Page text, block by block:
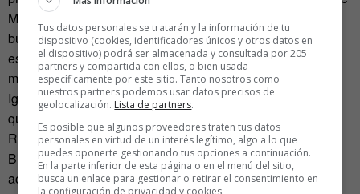
Música José Carlos Gosálvez sabe de músicos que han
buscado en el extranjero y a gran coste materiales que
estaban disponibles y catalogados en el centro, a pocos
metros de su casa.
Igualmente, los responsables del único programa de radio
que pincha hoy discos de pizarra,
Melodías Pizarras
Radio 3, confiesan que jamás han acudido al fondo de la
Biblioteca, tal vez escarmentados por las trabas para
acceder a los archivos de RNE. La Biblioteca se ha
Tus datos personales se tratarán y la información de tu
dispositivo (cookies, identificadores únicos y otros datos en
el dispositivo) podrá ser almacenada y consultada por 205
partners y compartida con ellos, o bien usada
específicamente por este sitio. Tanto nosotros como
nuestros partners podemos usar datos precisos de
geolocalización. Lista de partners.
Es posible que algunos proveedores traten tus datos
personales en virtud de un interés legítimo, algo a lo que
puedes oponerte gestionando tus opciones a continuación.
En la parte inferior de esta página o en el menú del sitio,
busca un enlace para gestionar o retirar el consentimiento en
la configuración de privacidad y cookies.